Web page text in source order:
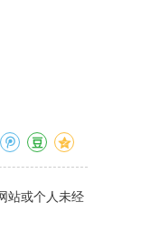
站或个人未经